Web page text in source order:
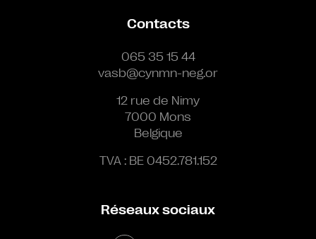
Contacts
065 35 15 44
vasb@cynmn-neg.or
12 rue de Nimy
7000 Mons
Belgique
TVA : BE 0452.781.152
Réseaux sociaux